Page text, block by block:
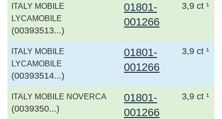
ITALY MOBILE
LYCAMOBILE
(00393513...)
01801-
001266
3,9 ct ¹
ITALY MOBILE
LYCAMOBILE
(00393514...)
01801-
001266
3,9 ct ¹
ITALY MOBILE NOVERCA
(0039350...)
01801-
001266
3,9 ct ¹